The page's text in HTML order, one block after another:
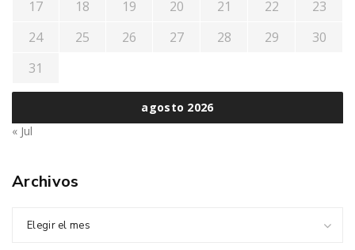
agosto 2026
17
18 19 20 21 22
23
24
25 26 27 28 29
30
31
« Jul
Archivos
Elegir el mes